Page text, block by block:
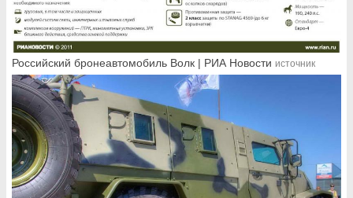
Российский бронеавтомобиль Волк | РИА Новости источник